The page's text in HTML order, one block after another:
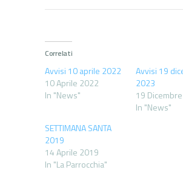
Correlati
Avvisi 10 aprile 2022
10 Aprile 2022
In "News"
Avvisi 19
2023
19
In "News"
SETTIMANA SANTA
2019
14 Aprile 2019
In "La Parrocchia"